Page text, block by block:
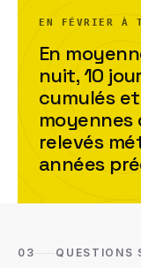
EN FÉVRIER À
En
nuit,10 jour
cumulés et
moyennes
relevés
années
03 QUESTIONS